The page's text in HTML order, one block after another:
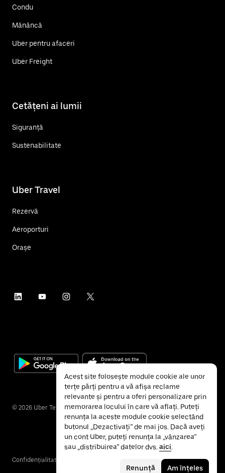
Condu
Mănâncă
Uber pentru afaceri
Uber Freight
Cetățeni ai lumii
Siguranță
Sustenabilitate
Uber Travel
Rezervă
Aeroporturi
Orașe
© 2026 Uber Technologies Inc.
Confidențialitate
Acest site folosește module cookie ale unor
terțe părți pentru a vă afișa reclame
relevante și pentru a oferi personalizare prin
memorarea locului în care vă aflați. Puteți
renunța la aceste module cookie selectând
butonul „Dezactivați” de mai jos. Dacă aveți
un cont Uber, puteți renunța la „vânzarea”
sau „distribuirea” datelor dvs. aici.
Renunță Am înțeles